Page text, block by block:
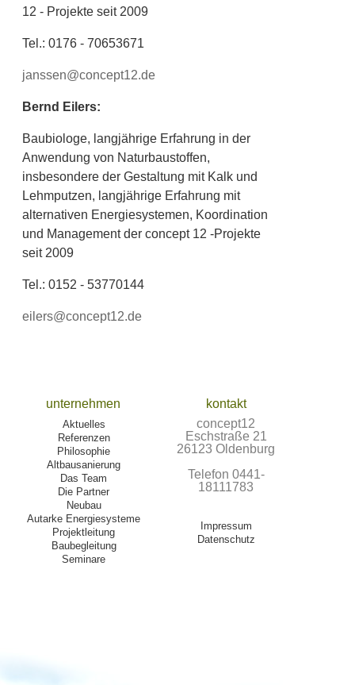
12 - Projekte seit 2009
Tel.: 0176 - 70653671
janssen@concept12.de
Bernd Eilers:
Baubiologe, langjährige Erfahrung in der
Anwendung von Naturbaustoffen,
insbesondere der Gestaltung mit Kalk und
Lehmputzen, langjährige Erfahrung mit
alternativen Energiesystemen, Koordination
und Management der concept 12 -Projekte
seit 2009
Tel.: 0152 - 53770144
eilers@concept12.de
unternehmen
Aktuelles
Referenzen
Philosophie
Altbausanierung
Das Team
Die Partner
Neubau
Autarke Energiesysteme
Projektleitung
Baubegleitung
Seminare
kontakt
concept12
Eschstraße 21
26123 Oldenburg
Telefon 0441-
18111783
Impressum
Datenschutz